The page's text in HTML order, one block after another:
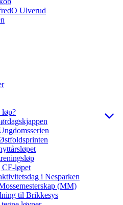
Ulverud
løp?
CF-løpet
i Nesparken
(MM)
til Brikkesys